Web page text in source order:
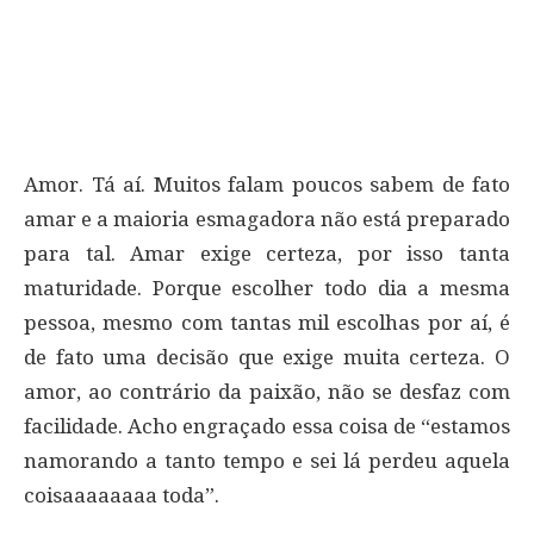
Amor. Tá aí. Muitos falam poucos sabem de fato
amar e a maioria esmagadora não está preparado
para tal. Amar exige certeza, por isso tanta
maturidade. Porque escolher todo dia a mesma
pessoa, mesmo com tantas mil escolhas por aí, é
de fato uma decisão que exige muita certeza. O
amor, ao contrário da paixão, não se desfaz com
facilidade. Acho engraçado essa coisa de “estamos
namorando a tanto tempo e sei lá perdeu aquela
coisaaaaaaaa toda”.